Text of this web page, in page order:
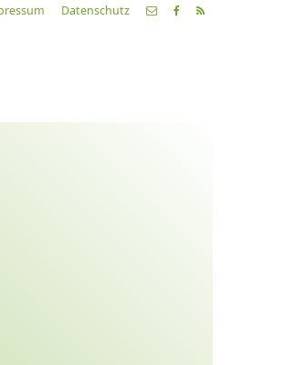
Datenschutz
Alle